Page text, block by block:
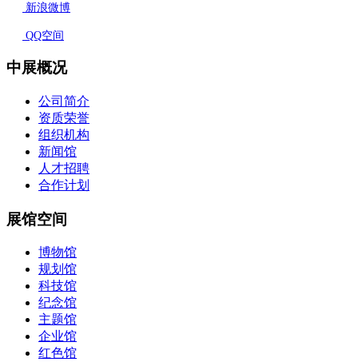
新浪微博
QQ空间
中展概况
公司简介
资质荣誉
组织机构
新闻馆
人才招聘
合作计划
展馆空间
博物馆
规划馆
科技馆
纪念馆
主题馆
企业馆
红色馆